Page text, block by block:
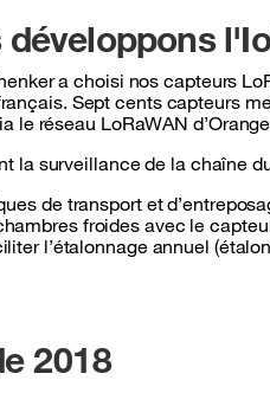
a choisi nos capteurs
Sept cents capteurs
le réseau LoRaWAN
la surveillance de la chaîne
de transport et
froides avec le
l’étalonnage annuel
2018